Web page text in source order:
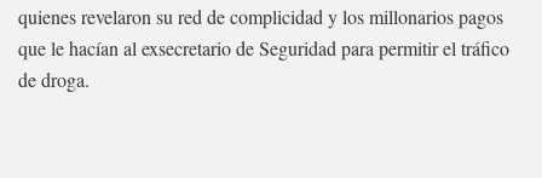
quienes revelaron su red de complicidad y los millonarios pagos
que le hacían al exsecretario de Seguridad para permitir el tráfico
de droga.